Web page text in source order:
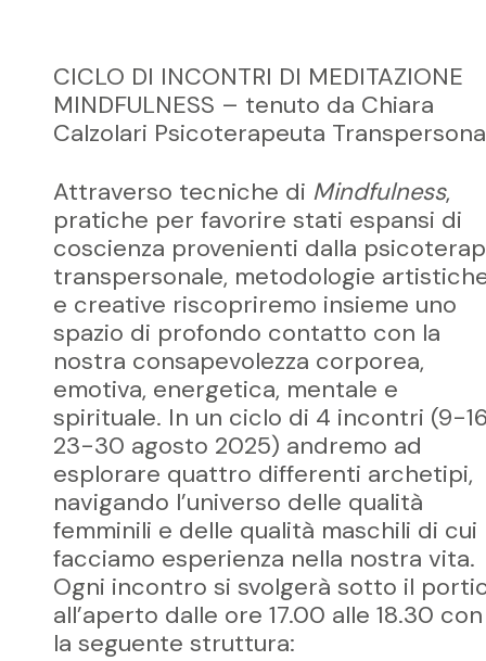
CICLO DI INCONTRI DI MEDITAZIONE
MINDFULNESS – tenuto da Chiara
Calzolari Psicoterapeuta
Attraverso tecniche di Mindfulness,
pratiche per favorire stati espansi di
coscienza provenienti dalla
transpersonale, metodologie
e creative riscopriremo insieme uno
spazio di profondo contatto con la
nostra consapevolezza corporea,
emotiva, energetica, mentale e
spirituale. In un ciclo di 4 incontri (9-
23-30 agosto 2025) andremo ad
esplorare quattro differenti archetipi,
navigando l’universo delle qualità
femminili e delle qualità maschili di cui
facciamo esperienza nella nostra vita.
Ogni incontro si svolgerà sotto il
all’aperto dalle ore 17.00 alle 18.30 con
la seguente struttura: